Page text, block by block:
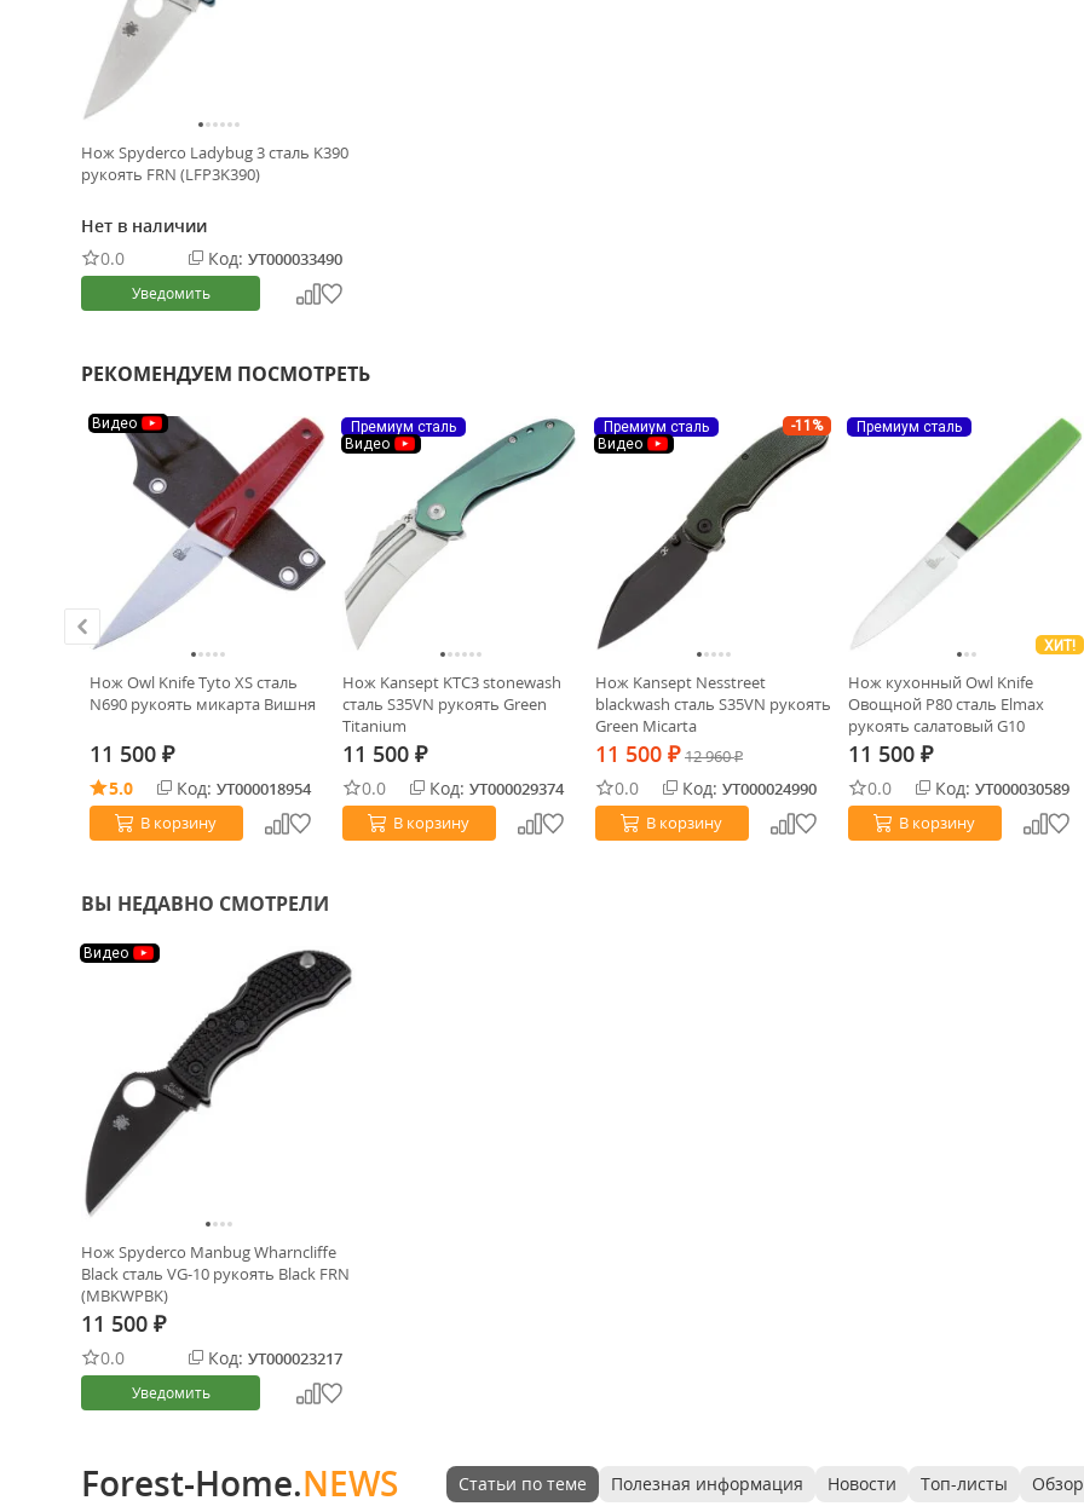
Нож Spyderco Ladybug 3 сталь K390
рукоять FRN (LFP3K390)
Нет в наличии
0.0
Код: УТ000033490
Уведомить
РЕКОМЕНДУЕМ ПОСМОТРЕТЬ
Видео
Нож Owl Knife Tyto XS сталь
N690 рукоять микарта Вишня
11 500 ₽
5.0 Код: УТ000018954
В корзину
Премиум сталь
Видео
Нож Kansept KTC3 stonewash
сталь S35VN рукоять Green
Titanium
11 500 ₽
0.0 Код: УТ000029374
В корзину
-11%
Премиум сталь
Видео
Нож Kansept Nesstreet
blackwash сталь S35VN рукоять
Green Micarta
11 500 ₽ 12 960₽
0.0 Код: УТ000024990
В корзину
Премиум сталь
ХИТ!
Нож кухонный Owl Knife
Овощной P80 сталь Elmax
рукоять салатовый G10
11 500 ₽
0.0 Код: УТ000030589
В корзину
ВЫ НЕДАВНО СМОТРЕЛИ
Видео
Нож Spyderco Manbug Wharncliffe
Black сталь VG-10 рукоять Black FRN
(MBKWPBK)
11 500 ₽
0.0 Код: УТ000023217
Уведомить
Forest-Home.NEWS Статьи по теме Полезная информация Новости Топ-листы